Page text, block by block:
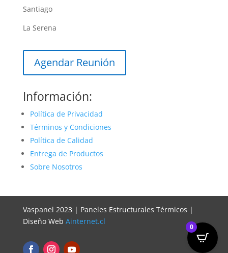
Santiago
La Serena
Agendar Reunión
Información:
Política de Privacidad
Términos y Condiciones
Política de Calidad
Entrega de Productos
Sobre Nosotros
Vaspanel 2023 | Paneles Estructurales Térmicos |
Diseño Web Ainternet.cl
0